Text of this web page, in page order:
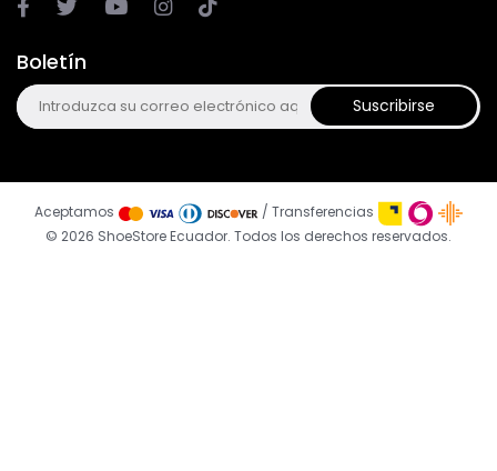
Boletín
Suscribirse
© 2026 ShoeStore Ecuador. Todos los derechos reservados.
Aceptamos / Transferencias